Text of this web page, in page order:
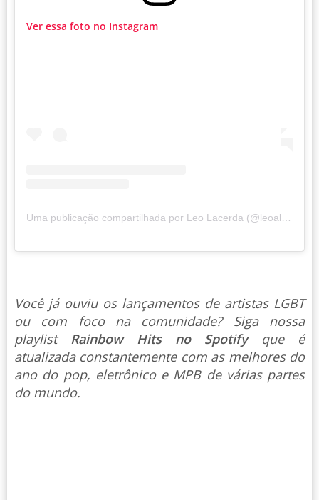
Ver essa foto no Instagram
Uma publicação compartilhada por Leo Lacerda (@leoalacerda)
Você já ouviu os lançamentos de artistas LGBT
ou com foco na comunidade? Siga nossa
playlist Rainbow Hits no Spotify que é
atualizada constantemente com as melhores do
ano do pop, eletrônico e MPB de várias partes
do mundo.